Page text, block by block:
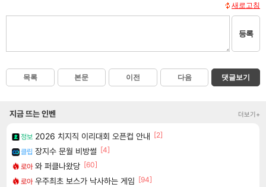
새로고침
등록
목록 본문 이전 다음 댓글보기
지금 뜨는 인벤 더보기+
정보 2026 치지직 이리대회 오픈컵 안내 [2]
클립 장지수 문월 비방썰 [4]
로아 와 퍼클나왔당 [60]
로아 우주최초 보스가 낙사하는 게임 [94]